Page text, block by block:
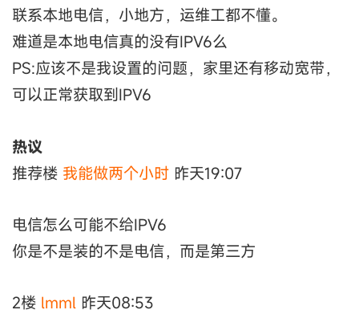
联系本地电信，小地方，运维工都不懂。
难道是本地电信真的没有IPV6么
PS:应该不是我设置的问题，家里还有移动宽带，
可以正常获取到IPV6
热议
推荐楼 我能做两个小时 昨天19:07
电信怎么可能不给IPV6
你是不是装的不是电信，而是第三方
2楼 lmml 昨天08:53